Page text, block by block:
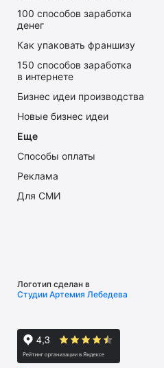
100 способов заработка
денег
Как упаковать франшизу
150 способов заработка
в интернете
Бизнес идеи производства
Новые бизнес идеи
Еще
Способы оплаты
Реклама
Для СМИ
Логотип сделан в
Студии Артемия Лебедева